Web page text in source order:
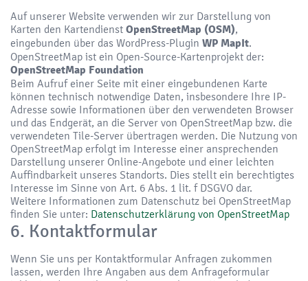
Auf unserer Website verwenden wir zur Darstellung von
Karten den Kartendienst OpenStreetMap (OSM),
eingebunden über das WordPress-Plugin WP MapIt.
OpenStreetMap ist ein Open-Source-Kartenprojekt der:
OpenStreetMap Foundation
Beim Aufruf einer Seite mit einer eingebundenen Karte
können technisch notwendige Daten, insbesondere Ihre IP-
Adresse sowie Informationen über den verwendeten Browser
und das Endgerät, an die Server von OpenStreetMap bzw. die
verwendeten Tile-Server übertragen werden. Die Nutzung von
OpenStreetMap erfolgt im Interesse einer ansprechenden
Darstellung unserer Online-Angebote und einer leichten
Auffindbarkeit unseres Standorts. Dies stellt ein berechtigtes
Interesse im Sinne von Art. 6 Abs. 1 lit. f DSGVO dar.
Weitere Informationen zum Datenschutz bei OpenStreetMap
finden Sie unter: Datenschutzerklärung von OpenStreetMap
6. Kontaktformular
Wenn Sie uns per Kontaktformular Anfragen zukommen
lassen, werden Ihre Angaben aus dem Anfrageformular